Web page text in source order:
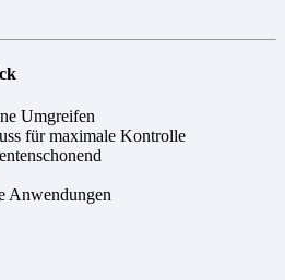
Umgreifen
für maximale Kontrolle
Anwendungen